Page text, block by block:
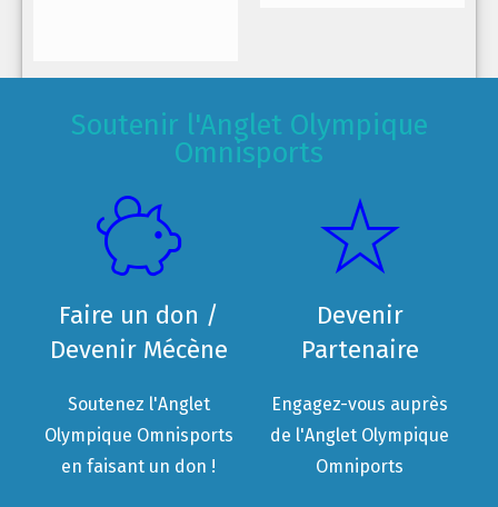
Soutenir l'Anglet Olympique
Omnisports
Faire un don /
Devenir Mécène
Soutenez l'Anglet
Olympique Omnisports
en faisant un don !
Devenir
Partenaire
Engagez-vous auprès
de l'Anglet Olympique
Omniports